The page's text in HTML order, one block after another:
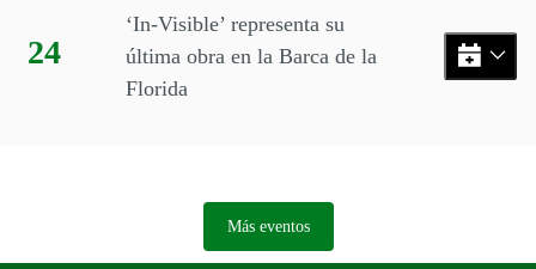
Día:
24
‘In-Visible’ representa su
última obra en la Barca de la
Florida
Más eventos